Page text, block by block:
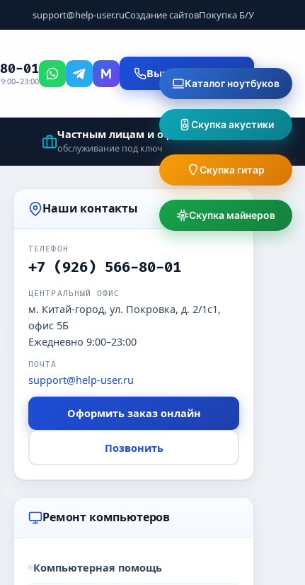
support@help-user.ruСоздание сайтовПокупка Б/У
01 Вызвать мастера
Частным лицам и офисам
обслуживание под ключ
Наши контакты
ТЕЛЕФОН
+7 (926) 566-80-01
ЦЕНТРАЛЬНЫЙ ОФИС
м. Китай-город, ул. Покровка, д. 2/1с1,
офис 5Б
Ежедневно 9:00–23:00
ПОЧТА
support@help-user.ru
Оформить заказ онлайн
Позвонить
Ремонт компьютеров
Компьютерная помощь
Каталог ноутбуков
Скупка акустики
Скупка гитар
Скупка майнеров